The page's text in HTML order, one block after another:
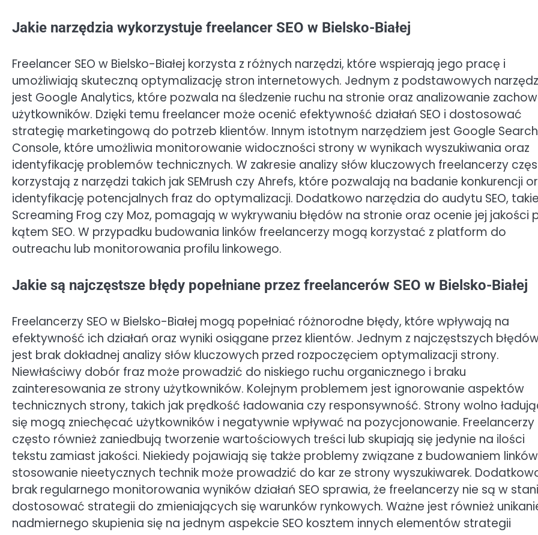
Jakie narzędzia wykorzystuje freelancer SEO w Bielsko-Białej
Freelancer SEO w Bielsko-Białej korzysta z różnych narzędzi, które wspierają jego pracę i
umożliwiają skuteczną optymalizację stron internetowych. Jednym z podstawowych
jest Google Analytics, które pozwala na śledzenie ruchu na stronie oraz analizowanie
użytkowników. Dzięki temu freelancer może ocenić efektywność działań SEO i dostosować
strategię marketingową do potrzeb klientów. Innym istotnym narzędziem jest Google Search
Console, które umożliwia monitorowanie widoczności strony w wynikach wyszukiwania oraz
identyfikację problemów technicznych. W zakresie analizy słów kluczowych freelancerzy
korzystają z narzędzi takich jak SEMrush czy Ahrefs, które pozwalają na badanie konkurencji
identyfikację potencjalnych fraz do optymalizacji. Dodatkowo narzędzia do audytu SEO,
Screaming Frog czy Moz, pomagają w wykrywaniu błędów na stronie oraz ocenie jej jakości
kątem SEO. W przypadku budowania linków freelancerzy mogą korzystać z platform do
outreachu lub monitorowania profilu linkowego.
Jakie są najczęstsze błędy popełniane przez freelancerów SEO w Bielsko-Białej
Freelancerzy SEO w Bielsko-Białej mogą popełniać różnorodne błędy, które wpływają na
efektywność ich działań oraz wyniki osiągane przez klientów. Jednym z najczęstszych
jest brak dokładnej analizy słów kluczowych przed rozpoczęciem optymalizacji strony.
Niewłaściwy dobór fraz może prowadzić do niskiego ruchu organicznego i braku
zainteresowania ze strony użytkowników. Kolejnym problemem jest ignorowanie aspektów
technicznych strony, takich jak prędkość ładowania czy responsywność. Strony wolno
się mogą zniechęcać użytkowników i negatywnie wpływać na pozycjonowanie. Freelancerzy
często również zaniedbują tworzenie wartościowych treści lub skupiają się jedynie na ilości
tekstu zamiast jakości. Niekiedy pojawiają się także problemy związane z budowaniem
stosowanie nieetycznych technik może prowadzić do kar ze strony wyszukiwarek.
brak regularnego monitorowania wyników działań SEO sprawia, że freelancerzy nie są w
dostosować strategii do zmieniających się warunków rynkowych. Ważne jest również
nadmiernego skupienia się na jednym aspekcie SEO kosztem innych elementów strategii